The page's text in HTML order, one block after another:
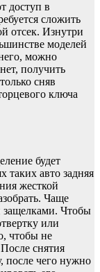
доступ в
сложить
отсек. Изнутри
моделей
можно
получить
сняв
ключа
будет
таких авто задняя
жесткой
Чаще
защелками. Чтобы
или
чтобы не
снятия
после чего нужно